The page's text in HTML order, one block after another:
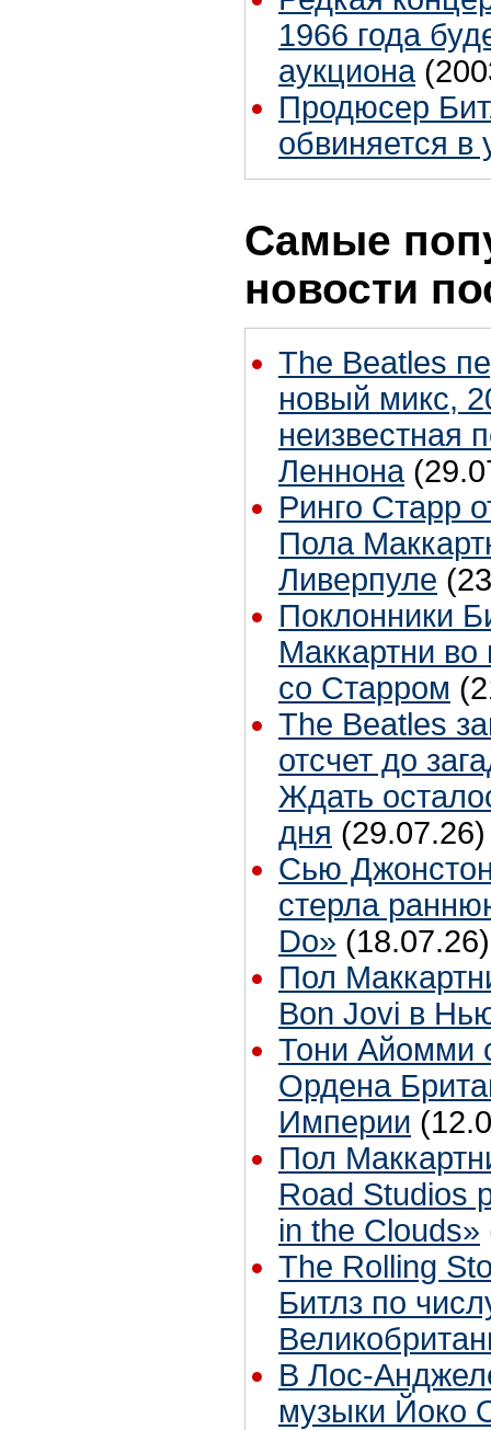
1966 года
аукциона
Продюсер
обвиняется в
Самые
новости
The Beatles
новый микс,
неизвестная
Леннона
Ринго Старр
Пола
Ливерпуле
Поклонники
Маккартни во
со Старром
The Beatles
отсчет до
Ждать
дня (29.07.26)
Сью
стерла
Do» (18.07.26)
Пол
Bon Jovi в
Тони Айомми
Ордена
Империи
Пол
Road Studios
in the Clouds»
The Rolling
Битлз по
В Лос-
музыки Йоко